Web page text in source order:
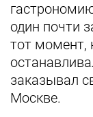
один почти
тот момент,
заказывал
Москве.